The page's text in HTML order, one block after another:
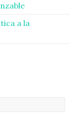
a la